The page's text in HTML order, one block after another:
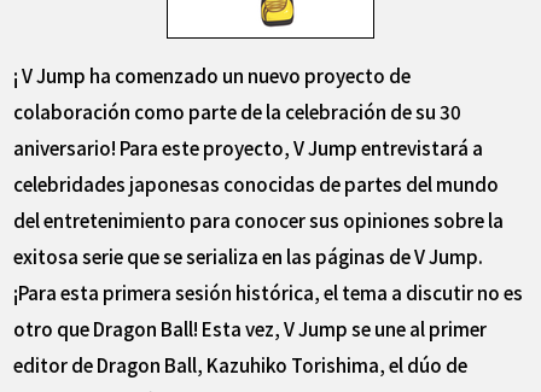
¡ V Jump ha comenzado un nuevo proyecto de
colaboración como parte de la celebración de su 30
aniversario! Para este proyecto, V Jump entrevistará a
celebridades japonesas conocidas de partes del mundo
del entretenimiento para conocer sus opiniones sobre la
exitosa serie que se serializa en las páginas de V Jump.
¡Para esta primera sesión histórica, el tema a discutir no es
otro que Dragon Ball! Esta vez, V Jump se une al primer
editor de Dragon Ball, Kazuhiko Torishima, el dúo de